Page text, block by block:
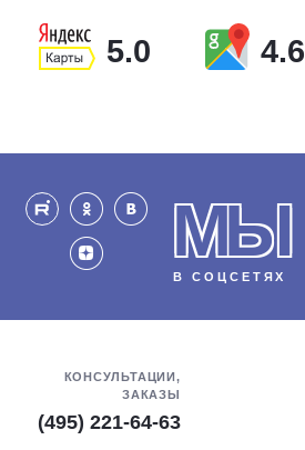
5.0 4.6
МЫ
В СОЦСЕТЯХ
КОНСУЛЬТАЦИИ,
ЗАКАЗЫ
(495) 221-64-63